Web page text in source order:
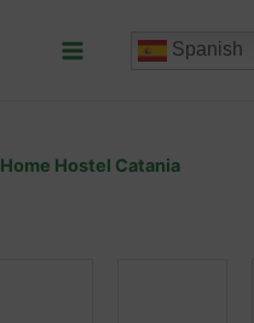
Spanish
Home Hostel Catania